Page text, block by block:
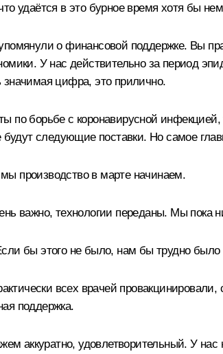
удаётся в это бурное время хотя бы
о финансовой поддержке. Вы
У нас действительно за период
цифра, это прилично.
по борьбе с коронавирусной
будут следующие поставки. Но самое
производство в марте начинаем.
важно, технологии переданы. Мы пока
бы этого не было, нам бы трудно было
всех врачей провакцинировали,
поддержка.
аккуратно, удовлетворительный. У